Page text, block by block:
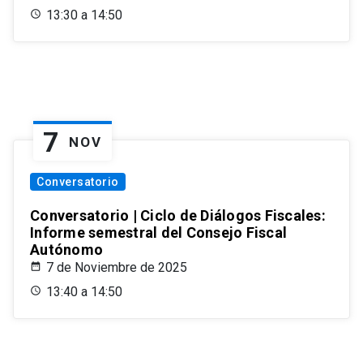
13:30 a 14:50
7 NOV
Conversatorio
Conversatorio | Ciclo de Diálogos Fiscales:
Informe semestral del Consejo Fiscal
Autónomo
7 de Noviembre de 2025
13:40 a 14:50